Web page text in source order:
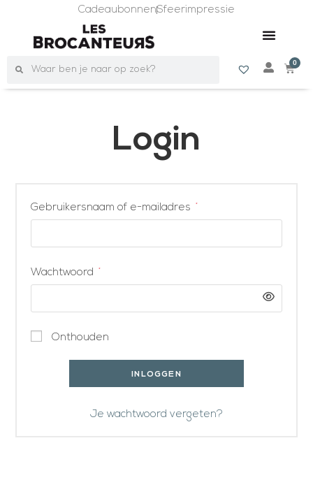
CadeaubonnenSfeerimpressie
0
Login
Gebruikersnaam of e-mailadres *
Wachtwoord *
Onthouden
INLOGGEN
Je wachtwoord vergeten?